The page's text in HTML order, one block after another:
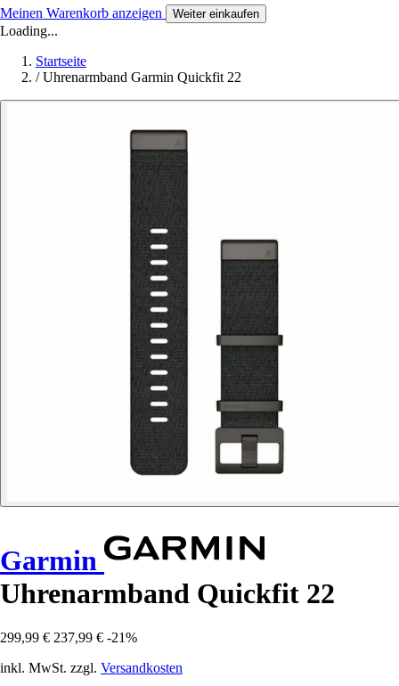
Meinen Warenkorb anzeigen Weiter einkaufen
Loading...
Startseite
/ Uhrenarmband Garmin Quickfit 22
Garmin
Uhrenarmband Quickfit 22
299,99 € 237,99 € -21%
inkl. MwSt. zzgl. Versandkosten